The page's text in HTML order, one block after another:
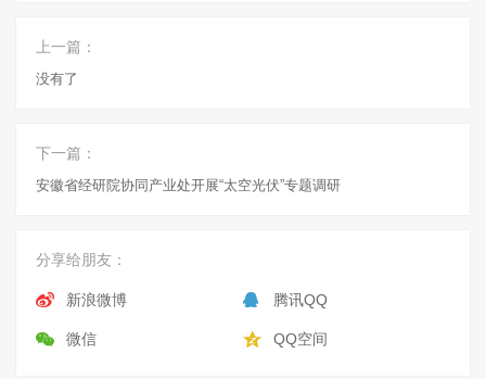
上一篇：
没有了
下一篇：
安徽省经研院协同产业处开展“太空光伏”专题调研
分享给朋友：
新浪微博 腾讯QQ
微信 QQ空间